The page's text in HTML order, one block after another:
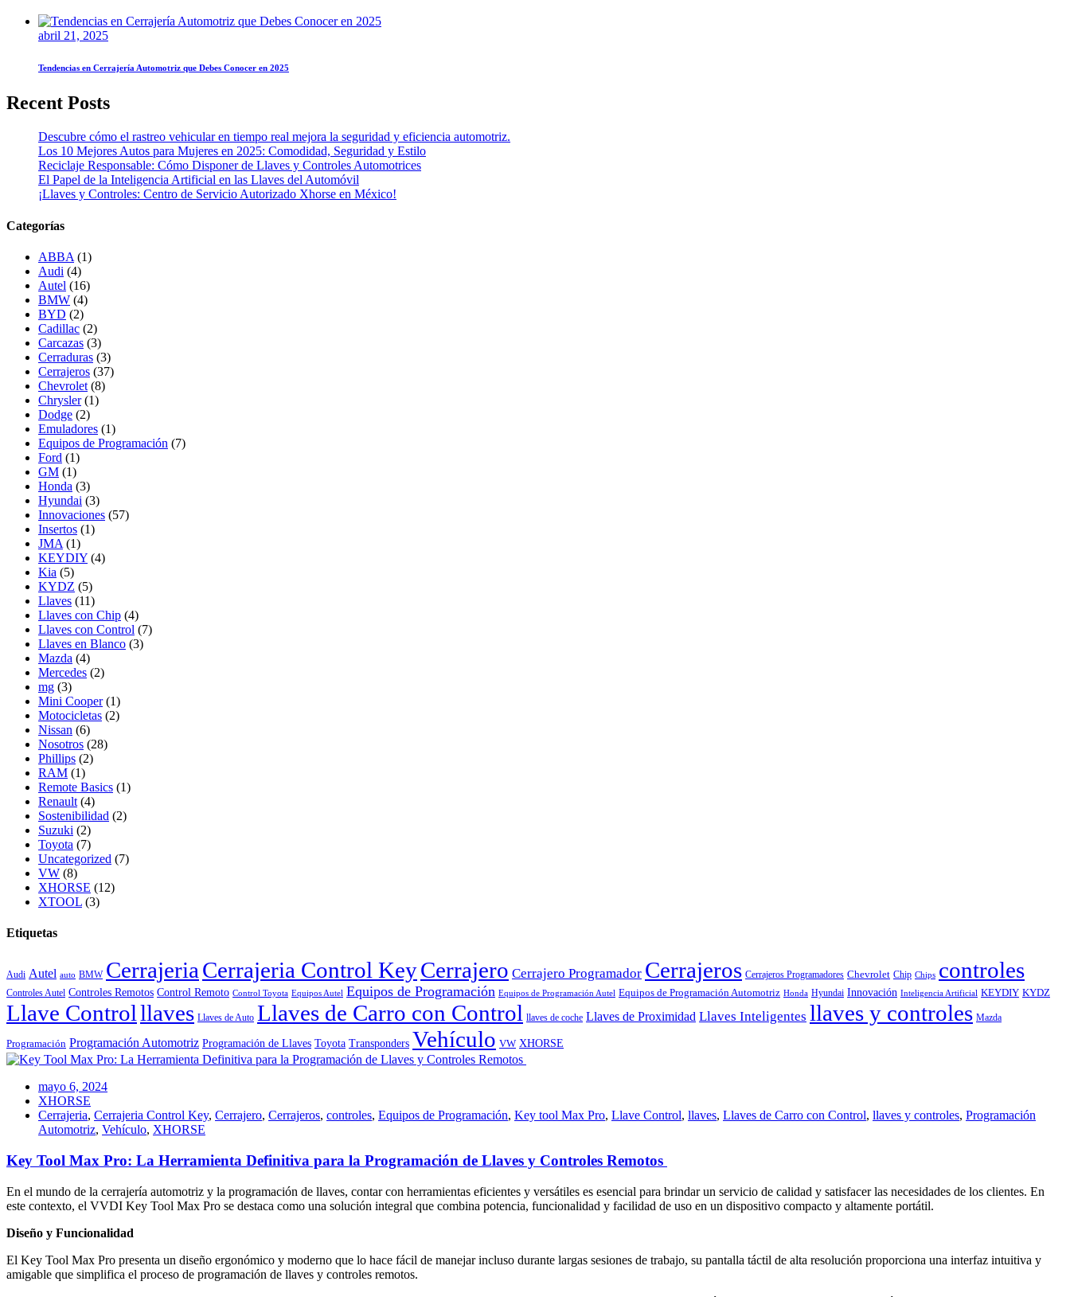
abril 21, 2025
Tendencias en Cerrajería Automotriz que Debes Conocer en 2025
Recent Posts
Descubre cómo el rastreo vehicular en tiempo real mejora la seguridad y eficiencia automotriz.
Los 10 Mejores Autos para Mujeres en 2025: Comodidad, Seguridad y Estilo
Reciclaje Responsable: Cómo Disponer de Llaves y Controles Automotrices
El Papel de la Inteligencia Artificial en las Llaves del Automóvil
¡Llaves y Controles: Centro de Servicio Autorizado Xhorse en México!
Categorías
ABBA (1)
Audi (4)
Autel (16)
BMW (4)
BYD (2)
Cadillac (2)
Carcazas (3)
Cerraduras (3)
Cerrajeros (37)
Chevrolet (8)
Chrysler (1)
Dodge (2)
Emuladores (1)
Equipos de Programación (7)
Ford (1)
GM (1)
Honda (3)
Hyundai (3)
Innovaciones (57)
Insertos (1)
JMA (1)
KEYDIY (4)
Kia (5)
KYDZ (5)
Llaves (11)
Llaves con Chip (4)
Llaves con Control (7)
Llaves en Blanco (3)
Mazda (4)
Mercedes (2)
mg (3)
Mini Cooper (1)
Motocicletas (2)
Nissan (6)
Nosotros (28)
Phillips (2)
RAM (1)
Remote Basics (1)
Renault (4)
Sostenibilidad (2)
Suzuki (2)
Toyota (7)
Uncategorized (7)
VW (8)
XHORSE (12)
XTOOL (3)
Etiquetas
Audi Autel auto BMW Cerrajeria Cerrajeria Control KeyCerrajero Cerrajero Programador Cerrajeros Cerrajeros Programadores Chevrolet Chip Chips controles
Controles Autel Controles Remotos Control Remoto Control Toyota Equipos Autel Equipos de Programación Equipos de Programación Autel Equipos de Programación Automotriz Honda Hyundai Innovación Inteligencia Artificial KEYDIY KYDZ
Llave Controlllaves Llaves de Auto Llaves de Carro con Control llaves de coche Llaves de Proximidad Llaves Inteligentes llaves y controles Mazda
Programación Programación Automotriz Programación de Llaves Toyota Transponders Vehículo VW XHORSE
mayo 6, 2024
XHORSE
Cerrajeria, Cerrajeria Control Key, Cerrajero, Cerrajeros, controles, Equipos de Programación, Key tool Max Pro, Llave Control, llaves, Llaves de Carro con Control, llaves y controles, Programación
Automotriz, Vehículo, XHORSE
Key Tool Max Pro: La Herramienta Definitiva para la Programación de Llaves y Controles Remotos
En el mundo de la cerrajería automotriz y la programación de llaves, contar con herramientas eficientes y versátiles es esencial para brindar un servicio de calidad y satisfacer las necesidades de los clientes. En
este contexto, el VVDI Key Tool Max Pro se destaca como una solución integral que combina potencia, funcionalidad y facilidad de uso en un dispositivo compacto y altamente portátil.
Diseño y Funcionalidad
El Key Tool Max Pro presenta un diseño ergonómico y moderno que lo hace fácil de manejar incluso durante largas sesiones de trabajo, su pantalla táctil de alta resolución proporciona una interfaz intuitiva y
amigable que simplifica el proceso de programación de llaves y controles remotos.